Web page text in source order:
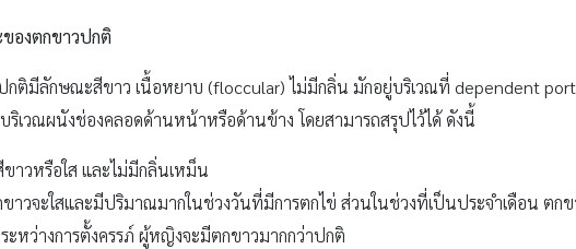
องตกขาวปกติ
กติมีลักษณะสีขาว เนื้อหยาบ (floccular) ไม่มีกลิ่น มักอยู่บริเวณที่ dependent
ริเวณผนังช่องคลอดด้านหน้าหรือด้านข้าง โดยสามารถสรุปไว้ได้ ดังนี้
าวหรือใส และไม่มีกลิ่นเหม็น
าวจะใสและมีปริมาณมากในช่วงวันที่มีการตกไข่ ส่วนในช่วงที่เป็นประจำเดือน ตก
ะหว่างการตั้งครรภ์ ผู้หญิงจะมีตกขาวมากกว่าปกติ